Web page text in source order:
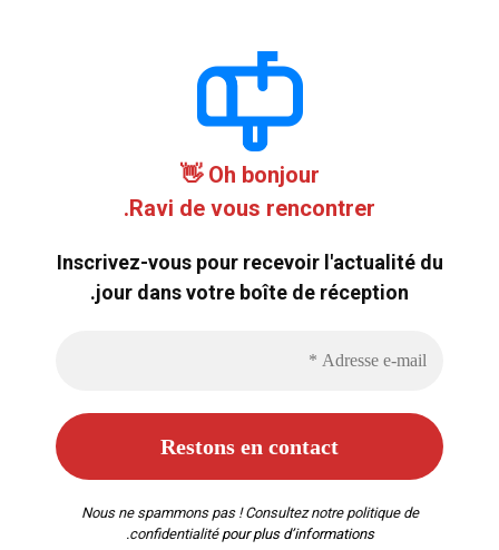
Oh bonjour 👋
Ravi de vous rencontrer.
Inscrivez-vous pour recevoir l'actualité du
jour dans votre boîte de réception.
Nous ne spammons pas ! Consultez notre politique de
confidentialitépour plus d’informations.